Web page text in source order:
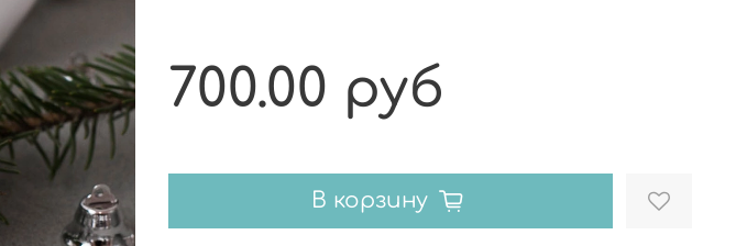
700.00 руб
В корзину